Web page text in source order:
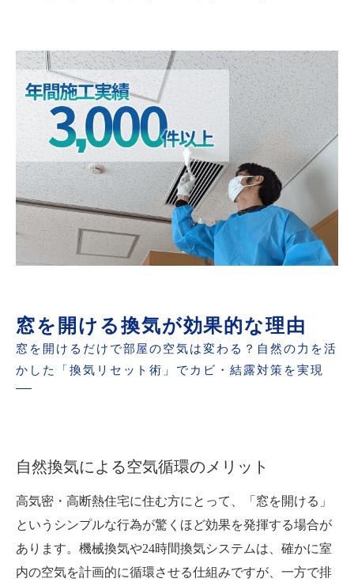
窓を開ける換気が効果的な理由
窓を開けるだけで部屋の空気は変わる？自然の力を活
かした「換気リセット術」でカビ・結露対策を実現
自然換気による空気循環のメリット
高気密・高断熱住宅に住む方にとって、「窓を開ける」
というシンプルな行為が驚くほど効果を発揮する場合が
あります。機械換気や24時間換気システムは、確かに室
内の空気を計画的に循環させる仕組みですが、一方で排